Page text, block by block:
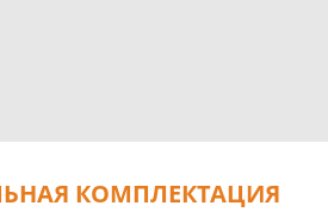
КОМПЛЕКТАЦИЯ